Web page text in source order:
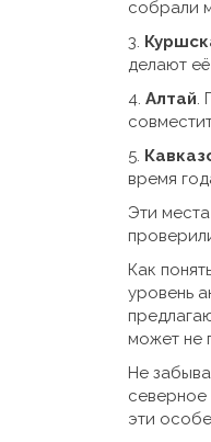
собрали
3.
делают
4. Алтай.
5.
время
Эти
Как
уровень
может не
Не
северное
эти